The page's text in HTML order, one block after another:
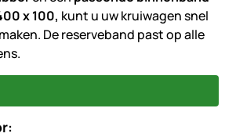
x 100, kunt u uw kruiwagen snel
De reserveband past op alle